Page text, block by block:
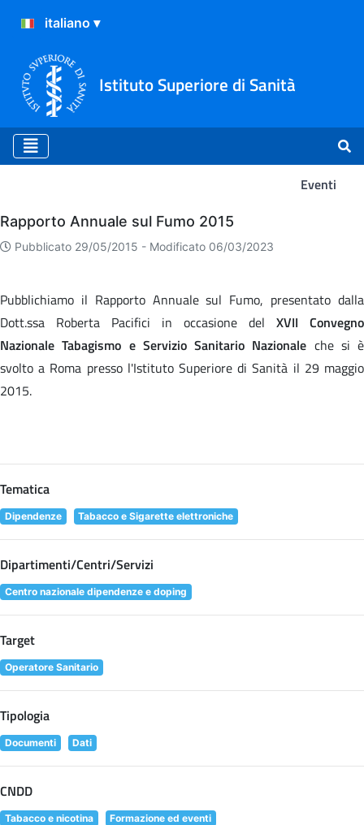
Istituto Superiore di Sanità
Eventi
Eventi
Rapporto Annuale sul Fumo 2015
Pubblicato 29/05/2015 - Modificato 06/03/2023
Pubblichiamo il Rapporto Annuale sul Fumo, presentato dalla
Dott.ssa Roberta Pacifici in occasione del XVII Convegno
Nazionale Tabagismo e Servizio Sanitario Nazionale che si è
svolto a Roma presso l'Istituto Superiore di Sanità il 29 maggio
2015.
Tematica
Dipendenze Tabacco e Sigarette elettroniche
Dipartimenti/Centri/Servizi
Centro nazionale dipendenze e doping
Target
Operatore Sanitario
Tipologia
Documenti Dati
CNDD
Tabacco e nicotina
Formazione ed eventi